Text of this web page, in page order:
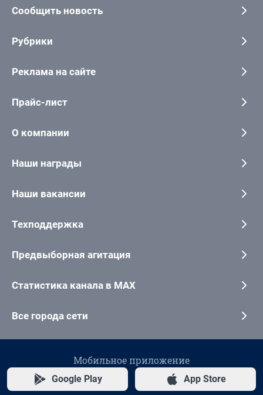
Сообщить новость
Рубрики
Реклама на сайте
Прайс-лист
О компании
Наши награды
Наши вакансии
Техподдержка
Предвыборная агитация
Статистика канала в MAX
Все города сети
Мобильное приложение
Google Play App Store